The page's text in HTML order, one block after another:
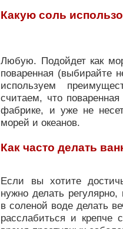
Какую соль
Любую. Подойдет как
поваренная (выбирайте
используем
считаем, что
фабрике, и уже не
морей и океанов.
Как часто делать
Если вы хотите
нужно делать
в соленой воде делать
расслабиться и крепче